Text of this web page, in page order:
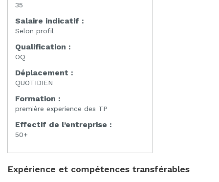
35
Salaire indicatif :
Selon profil
Qualification :
OQ
Déplacement :
QUOTIDIEN
Formation :
première experience des TP
Effectif de l’entreprise :
50+
Expérience et compétences transférables